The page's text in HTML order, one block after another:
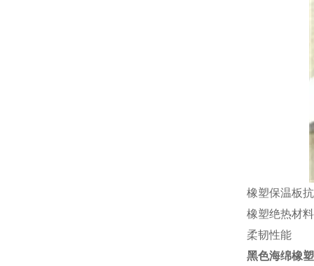
橡塑保温板
橡塑绝热材
柔韧性能
黑色海绵橡